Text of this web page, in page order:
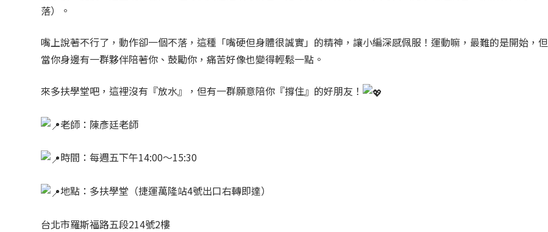
落）。
嘴上說著不行了，動作卻一個不落，這種「嘴硬但身體很誠實」的精神，讓小編深感佩服！運動嘛，最難的是開始，但
當你身邊有一群夥伴陪著你、鼓勵你，痛苦好像也變得輕鬆一點。
來多扶學堂吧，這裡沒有『放水』，但有一群願意陪你『撐住』的好朋友！
老師：陳彥廷老師
時間：每週五下午14:00～15:30
地點：多扶學堂（捷運萬隆站4號出口右轉即達）
台北市羅斯福路五段214號2樓